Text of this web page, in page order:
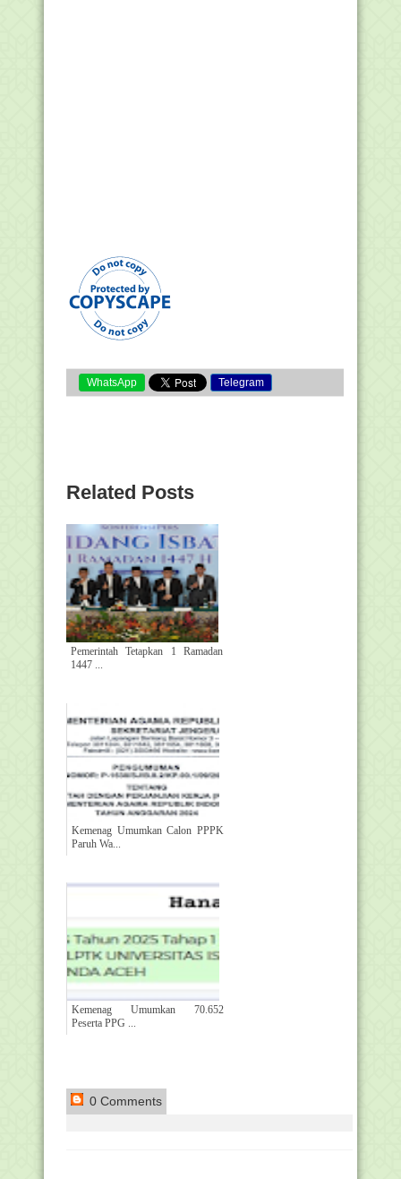
WhatsApp Telegram
Related Posts
Pemerintah Tetapkan 1 Ramadan
1447 ...
Kemenag Umumkan Calon PPPK
Paruh Wa...
Kemenag Umumkan 70.652
Peserta PPG ...
0 Comments